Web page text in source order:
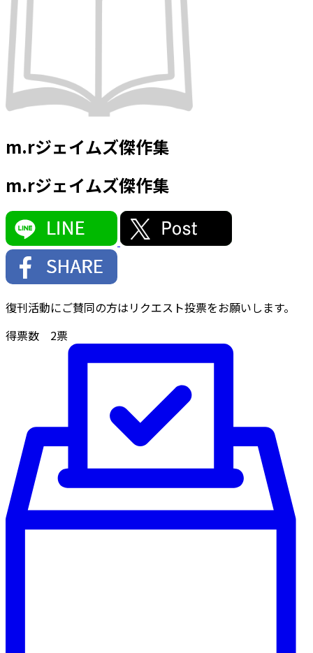
m.rジェイムズ傑作集
m.rジェイムズ傑作集
復刊活動にご賛同の方はリクエスト投票をお願いします。
得票数 2票